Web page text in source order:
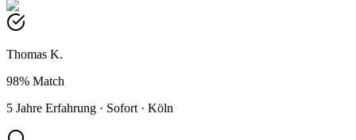
Thomas K.
98% Match
5 Jahre Erfahrung · Sofort · Köln